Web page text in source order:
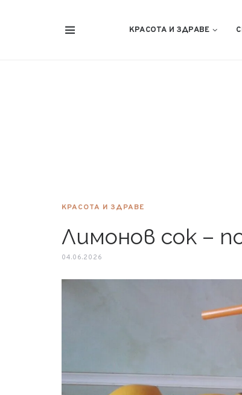
КРАСОТА И ЗДРАВЕ
КРАСОТА И ЗДРАВЕ
Лимонов сок –
04.06.2026